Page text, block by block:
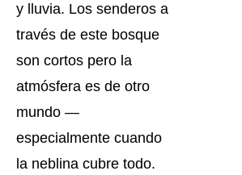
y lluvia. Los senderos a
través de este bosque
son cortos pero la
atmósfera es de otro
mundo —
especialmente cuando
la neblina cubre todo.